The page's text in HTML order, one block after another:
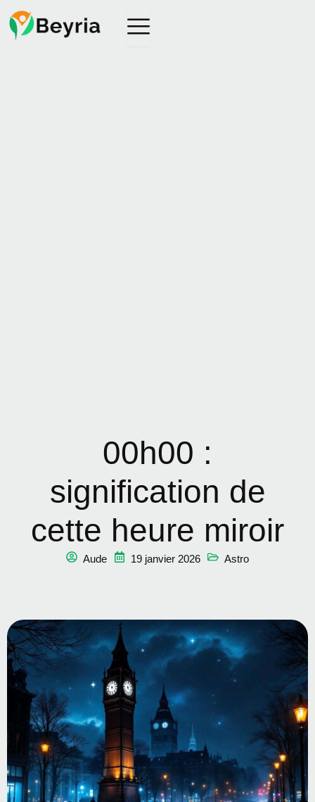
00h00 :
signification de
cette heure miroir
Aude 19 janvier 2026 Astro